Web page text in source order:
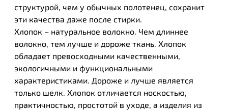
структурой, чем у обычных полотенец, сохранит
эти качества даже после стирки.
Хлопок – натуральное волокно. Чем длиннее
волокно, тем лучше и дороже ткань. Хлопок
обладает превосходными качественными,
экологичными и функциональными
характеристиками. Дороже и лучше является
только шелк. Хлопок отличается носкостью,
практичностью, простотой в уходе, а изделия из